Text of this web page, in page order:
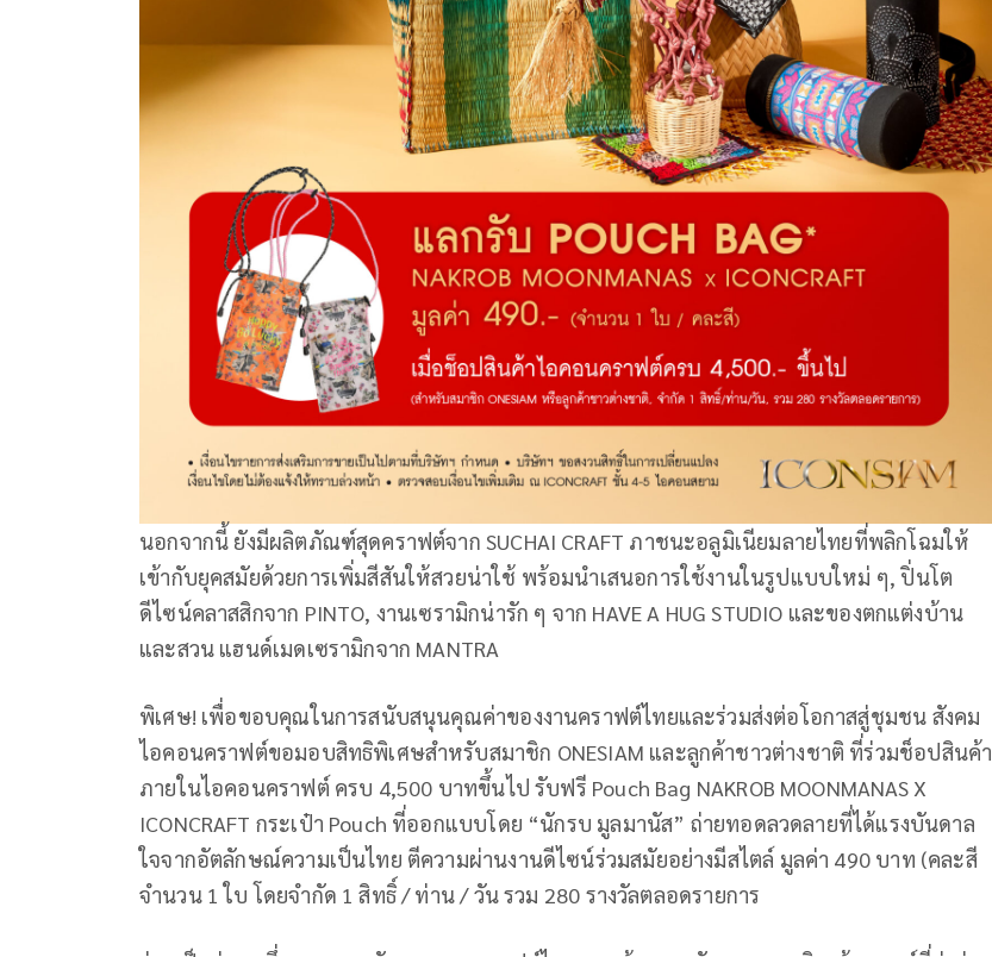
นอกจากนี้ ยังมีผลิตภัณฑ์สุดคราฟต์จาก SUCHAI CRAFT ภาชนะอลูมิเนียมลายไทยที่พลิกโฉมให้
เข้ากับยุคสมัยด้วยการเพิ่มสีสันให้สวยน่าใช้ พร้อมนำเสนอการใช้งานในรูปแบบใหม่ ๆ, ปิ่นโต
ดีไซน์คลาสสิกจาก PINTO, งานเซรามิกน่ารัก ๆ จาก HAVE A HUG STUDIO และของตกแต่งบ้าน
และสวน แฮนด์เมดเซรามิกจาก MANTRA
พิเศษ! เพื่อขอบคุณในการสนับสนุนคุณค่าของงานคราฟต์ไทยและร่วมส่งต่อโอกาสสู่ชุมชน สังคม
ไอคอนคราฟต์ขอมอบสิทธิพิเศษสำหรับสมาชิก ONESIAM และลูกค้าชาวต่างชาติ ที่ร่วมช็อปสินค้า
ภายในไอคอนคราฟต์ ครบ 4,500 บาทขึ้นไป รับฟรี Pouch Bag NAKROB MOONMANAS X
ICONCRAFT กระเป๋า Pouch ที่ออกแบบโดย “นักรบ มูลมานัส” ถ่ายทอดลวดลายที่ได้แรงบันดาล
ใจจากอัตลักษณ์ความเป็นไทย ตีความผ่านงานดีไซน์ร่วมสมัยอย่างมีสไตล์ มูลค่า 490 บาท (คละสี
จำนวน 1 ใบ โดยจำกัด 1 สิทธิ์ / ท่าน / วัน รวม 280 รางวัลตลอดรายการ